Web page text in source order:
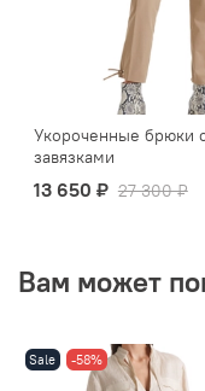
Укороченные брюки
завязками
13 650 ₽ 27 300 ₽
Вам может
Sale -58%